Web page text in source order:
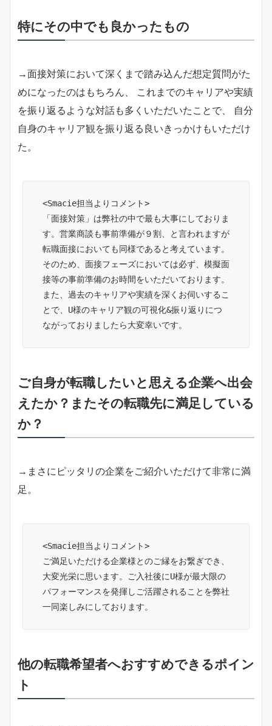
特にその中でも良かったもの
→面接対策において深くまで踏み込んだ想定質問がた
めになったのはもちろん、 これまでのキャリアや実績
を振り返るような対話も多くいただいたことで、 自分
自身のキャリア観を振り返る良いきっかけもいただけ
た。
<Smacie担当よりコメント>
「面接対策」は弊社の中で最も大事にしておりま
す。営業商談も事前準備が９割、と言われますが
転職面接においても同様であると考えています。
そのため、面接フェーズにおいては必ず、模擬面
接等の事前準備のお時間をいただいております。
また、過去のキャリアや実績を深くお伺いするこ
とで、U様のキャリア観の可視化&振り返りにつ
ながっておりましたら大変幸いです。
ご自身が転職したいと思える企業へ出会
えたか？またその転職先に満足している
か？
→まさにピッタリの企業をご紹介いただけて非常に満
足。
<Smacie担当よりコメント>
ご満足いただける企業様とのご縁をお繋ぎでき、
大変光栄に思います。ご入社後にU様が最大限の
パフォーマンスを発揮しご活躍されることを弊社
一同楽しみにしております。
他の転職希望者へおすすめできるポイン
ト